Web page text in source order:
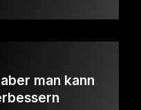
man kann